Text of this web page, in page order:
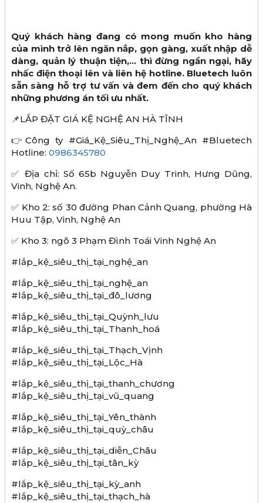
Quý khách hàng đang có mong muốn kho hàng
của mình trở lên ngăn nắp, gọn gàng, xuất nhập dễ
dàng, quản lý thuận tiện,… thì đừng ngần ngại, hãy
nhấc điện thoại lên và liên hệ hotline. Bluetech luôn
sẵn sàng hỗ trợ tư vấn và đem đến cho quý khách
những phương án tối ưu nhất.
📌LẮP ĐẶT GIÁ KỆ NGHỆ AN HÀ TĨNH
👉Công ty #Giá_Kệ_Siêu_Thị_Nghệ_An #Bluetech
Hotline: 0986345780
✅ Địa chỉ: Số 65b Nguyễn Duy Trinh, Hưng Dũng,
Vinh, Nghệ An.
✅ Kho 2: số 30 đường Phan Cảnh Quang, phường Hà
Huu Tập, Vinh, Nghệ An
✅ Kho 3: ngõ 3 Phạm Đình Toái Vinh Nghệ An
#lắp_kệ_siêu_thị_tại_nghệ_an
#lắp_kệ_siêu_thị_tại_nghệ_an
#lắp_kệ_siêu_thị_tại_đô_lương
#lắp_kệ_siêu_thị_tại_Quỳnh_lưu
#lắp_kệ_siêu_thị_tại_Thanh_hoá
#lắp_kệ_siêu_thị_tại_Thạch_Vịnh
#lắp_kệ_siêu_thị_tại_Lộc_Hà
#lắp_kệ_siêu_thị_tại_thanh_chương
#lắp_kệ_siêu_thị_tại_vũ_quang
#lắp_kệ_siêu_thị_tại_Yên_thành
#lắp_kệ_siêu_thị_tại_quỳ_châu
#lắp_kệ_siêu_thị_tại_diễn_Châu
#lắp_kệ_siêu_thị_tại_tân_kỳ
#lắp_kệ_siêu_thị_tại_kỳ_anh
#lắp_kệ_siêu_thị_tại_thạch_hà